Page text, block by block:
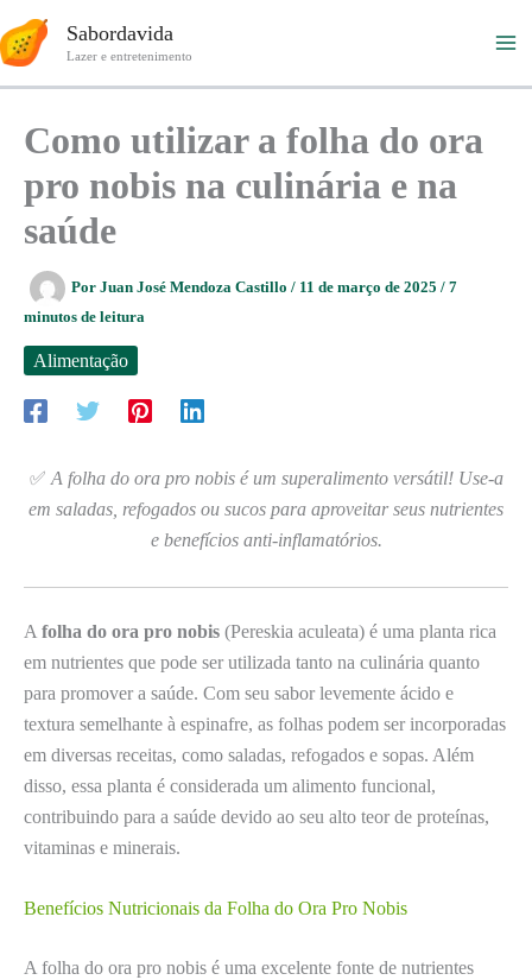
para
Sabordavida
Lazer e entretenimento
Como utilizar a folha do ora
pro nobis na culinária e na
saúde
Por Juan José Mendoza Castillo / 11 de março de 2025 / 7
minutos de leitura
Alimentação
✅ A folha do ora pro nobis é um superalimento versátil! Use-a
em saladas, refogados ou sucos para aproveitar seus nutrientes
e benefícios anti-inflamatórios.
A folha do ora pro nobis (Pereskia aculeata) é uma planta rica
em nutrientes que pode ser utilizada tanto na culinária quanto
para promover a saúde. Com seu sabor levemente ácido e
textura semelhante à espinafre, as folhas podem ser incorporadas
em diversas receitas, como saladas, refogados e sopas. Além
disso, essa planta é considerada um alimento funcional,
contribuindo para a saúde devido ao seu alto teor de proteínas,
vitaminas e minerais.
Benefícios Nutricionais da Folha do Ora Pro Nobis
A folha do ora pro nobis é uma excelente fonte de nutrientes